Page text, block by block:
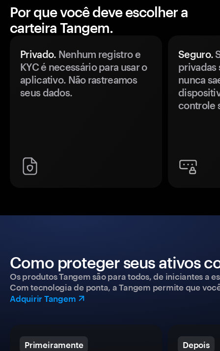
Por que você deve escolher a
carteira Tangem.
Privado. Nenhum registro e
KYC é necessário para usar o
aplicativo. Não rastreamos
seus dados.
Seguro.
privadas
nunca
controle
Como proteger seus ativos
Os produtos Tangem são para todos, de iniciantes a
Com tecnologia de ponta, a Tangem permite que
Adquirir Tangem
Primeiramente Depois